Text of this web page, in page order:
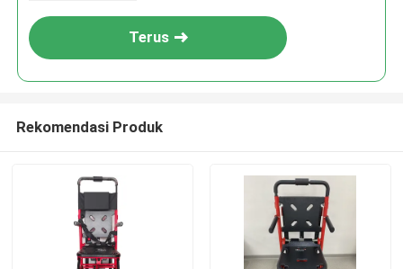
Terus
Rekomendasi Produk